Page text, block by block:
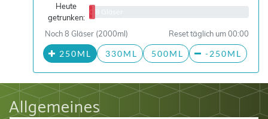
Heute
getrunken:
0/8 Gläser
Noch 8 Gläser (2000ml) Reset täglich um 00:00
250ML 330ML 500ML -250ML
Allgemeines